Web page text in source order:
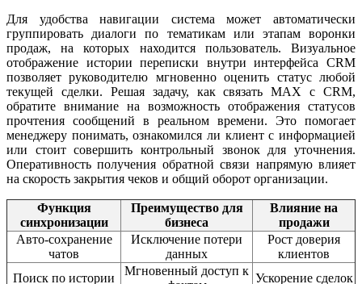
Для удобства навигации система может автоматически
группировать диалоги по тематикам или этапам воронки
продаж, на которых находится пользователь. Визуальное
отображение истории переписки внутри интерфейса CRM
позволяет руководителю мгновенно оценить статус любой
текущей сделки. Решая задачу, как связать MAX с CRM,
обратите внимание на возможность отображения статусов
прочтения сообщений в реальном времени. Это помогает
менеджеру понимать, ознакомился ли клиент с информацией
или стоит совершить контрольный звонок для уточнения.
Оперативность получения обратной связи напрямую влияет
на скорость закрытия чеков и общий оборот организации.
Функция
синхронизации
Преимущество для
бизнеса
Влияние на
продажи
Авто-сохранение
чатов
Исключение потери
данных
Рост доверия
клиентов
Поиск по истории
Мгновенный доступ к
Ускорение сделок